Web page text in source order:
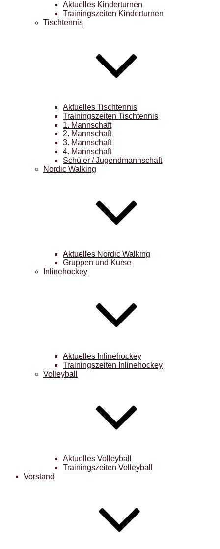
Aktuelles Kinderturnen
Trainingszeiten Kinderturnen
Tischtennis
Aktuelles Tischtennis
Trainingszeiten Tischtennis
1. Mannschaft
2. Mannschaft
3. Mannschaft
4. Mannschaft
Schüler / Jugendmannschaft
Nordic Walking
Aktuelles Nordic Walking
Gruppen und Kurse
Inlinehockey
Aktuelles Inlinehockey
Trainingszeiten Inlinehockey
Volleyball
Aktuelles Volleyball
Trainingszeiten Volleyball
Vorstand